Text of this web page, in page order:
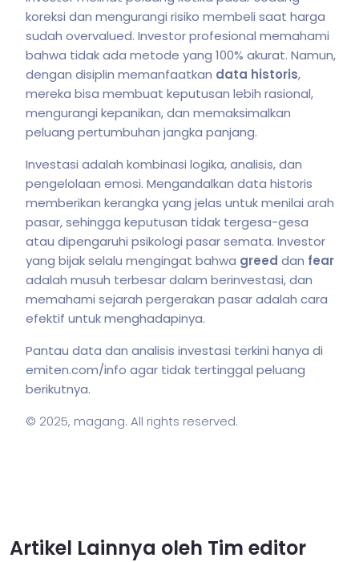
koreksi dan mengurangi risiko membeli saat harga
sudah overvalued. Investor profesional memahami
bahwa tidak ada metode yang 100% akurat. Namun,
dengan disiplin memanfaatkan data historis,
mereka bisa membuat keputusan lebih rasional,
mengurangi kepanikan, dan memaksimalkan
peluang pertumbuhan jangka panjang.
Investasi adalah kombinasi logika, analisis, dan
pengelolaan emosi. Mengandalkan data historis
memberikan kerangka yang jelas untuk menilai arah
pasar, sehingga keputusan tidak tergesa-gesa
atau dipengaruhi psikologi pasar semata. Investor
yang bijak selalu mengingat bahwa greed dan fear
adalah musuh terbesar dalam berinvestasi, dan
memahami sejarah pergerakan pasar adalah cara
efektif untuk menghadapinya.
Pantau data dan analisis investasi terkini hanya di
emiten.com/info agar tidak tertinggal peluang
berikutnya.
© 2025, magang. All rights reserved.
Artikel Lainnya oleh Tim editor